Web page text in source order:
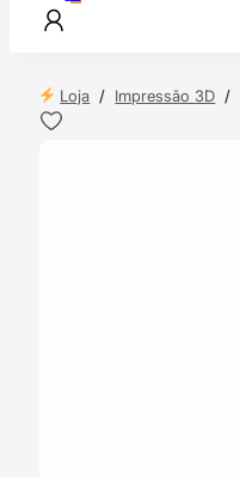
Loja / Impressão 3D /